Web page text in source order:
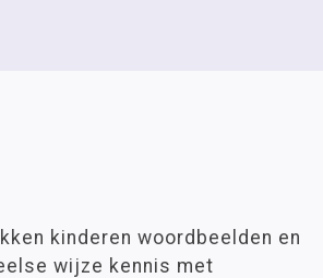
kinderen woordbeelden en
wijze kennis met